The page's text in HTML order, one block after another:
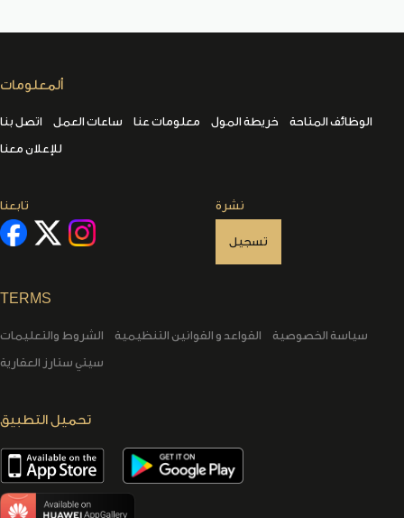
ألمعلومات
اتصل بنا ساعات العمل معلومات عنا خريطة المول
الوظائف المتاحة
للإعلان معنا
تابعنا نشرة
تسجيل
TERMS
الشروط والتعليمات القواعد و القوانين التنظيمية
سياسة الخصوصية
سيتي ستارز العقارية
تحميل التطبيق